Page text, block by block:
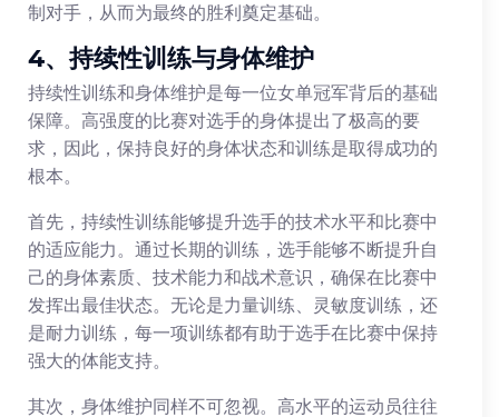
制对手，从而为最终的胜利奠定基础。
4、持续性训练与身体维护
持续性训练和身体维护是每一位女单冠军背后的基础
保障。高强度的比赛对选手的身体提出了极高的要
求，因此，保持良好的身体状态和训练是取得成功的
根本。
首先，持续性训练能够提升选手的技术水平和比赛中
的适应能力。通过长期的训练，选手能够不断提升自
己的身体素质、技术能力和战术意识，确保在比赛中
发挥出最佳状态。无论是力量训练、灵敏度训练，还
是耐力训练，每一项训练都有助于选手在比赛中保持
强大的体能支持。
其次，身体维护同样不可忽视。高水平的运动员往往